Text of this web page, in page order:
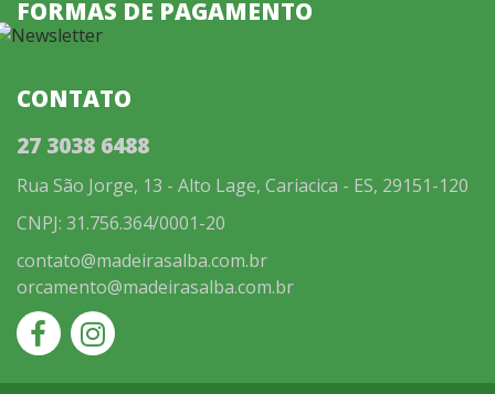
FORMAS DE PAGAMENTO
CONTATO
27 3038 6488
Rua São Jorge, 13 - Alto Lage, Cariacica - ES, 29151-120
CNPJ: 31.756.364/0001-20
contato@madeirasalba.com.br
orcamento@madeirasalba.com.br